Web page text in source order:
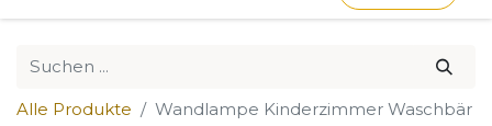
Alle Produkte Wandlampe Kinderzimmer Waschbär